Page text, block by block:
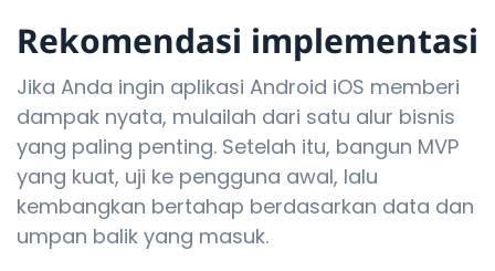
Rekomendasi implementasi
Jika Anda ingin aplikasi Android iOS memberi
dampak nyata, mulailah dari satu alur bisnis
yang paling penting. Setelah itu, bangun MVP
yang kuat, uji ke pengguna awal, lalu
kembangkan bertahap berdasarkan data dan
umpan balik yang masuk.